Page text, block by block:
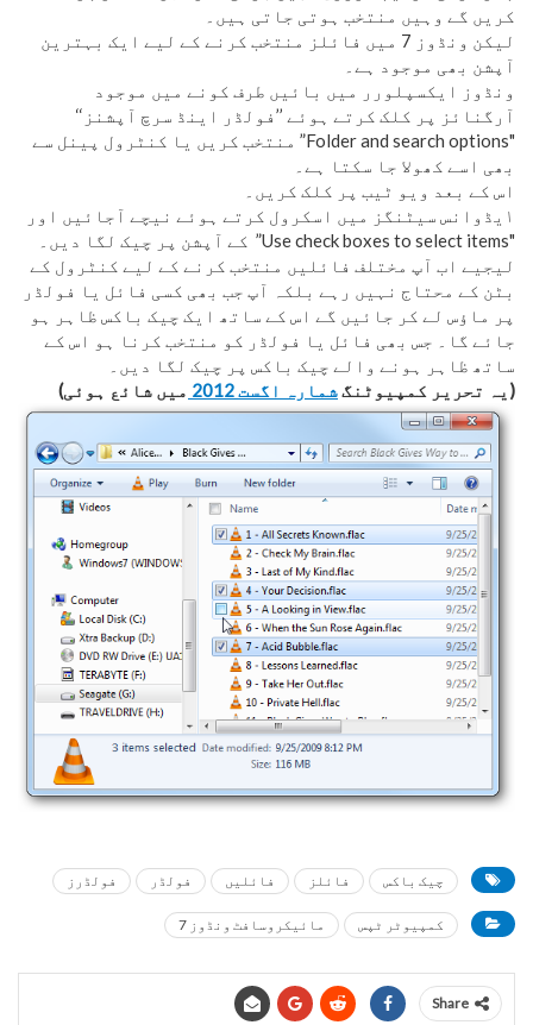
کریں گے وہیں منتخب ہوتی جاتی ہیں۔
لیکن ونڈوز 7 میں فائلز منتخب کرنے کے لیے ایک بہترین
آپشن بھی موجود ہے۔
ونڈوز ایکسپلورر میں بائیں طرف کونے میں موجود
آرگنائز پر کلک کرتے ہوئے ’’فولڈر اینڈ سرچ آپشنز‘‘
"Folder and search options” منتخب کریں یا کنٹرول پینل سے
بھی اسے کھولا جا سکتا ہے۔
اس کے بعد ویو ٹیب پر کلک کریں۔
۱یڈوانس سیٹنگز میں اسکرول کرتے ہوئے نیچے آجائیں اور
"Use check boxes to select items” کے آپشن پر چیک لگا دیں۔
لیجیے اب آپ مختلف فائلیں منتخب کرنے کے لیے کنٹرول کے
بٹن کے محتاج نہیں رہے بلکہ آپ جب بھی کسی فائل یا فولڈر
پر ماؤس لے کر جائیں گے اس کے ساتھ ایک چیک باکس ظاہر ہو
جائے گا۔ جس بھی فائل یا فولڈر کو منتخب کرنا ہو اس کے
ساتھ ظاہر ہونے والے چیک باکس پر چیک لگا دیں۔
(یہ تحریر کمپیوٹنگشمارہ اگست 2012 میں شائع ہوئی)
چیک باکس فائلز فائلیں فولڈر فولڈرز
کمپیوٹر ٹپس مائیکروسافٹ ونڈوز 7
Share